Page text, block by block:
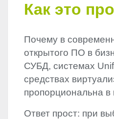
Как это
Почему в
открытого ПО в
СУБД, системах
средствах
пропорциональна
Ответ прост: при